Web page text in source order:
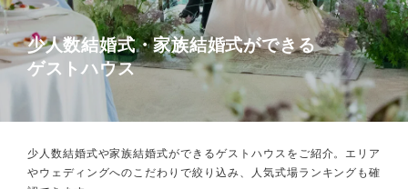
少人数結婚式・家族結婚式ができる
ゲストハウス
少人数結婚式や家族結婚式ができるゲストハウスをご紹介。 エリア
やウェディングへのこだわりで絞り込み、
人気式場ランキングも確